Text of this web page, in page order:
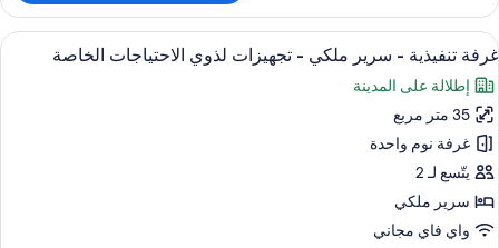
جناح
رئاسي
استعراض
جميع
صور
غرفة
تنفيذية
-
سرير
ملكي
أغطية فراش متميزة وأسرّة تيمبور بديك
6
غرفة تنفيذية - سرير ملكي - تجهيزات لذوي الاحتياجات الخاصة
إطلالة على المدينة
35 متر مربع
غرفة نوم واحدة
يتّسع لـ 2
سرير ملكي
واي فاي مجاني